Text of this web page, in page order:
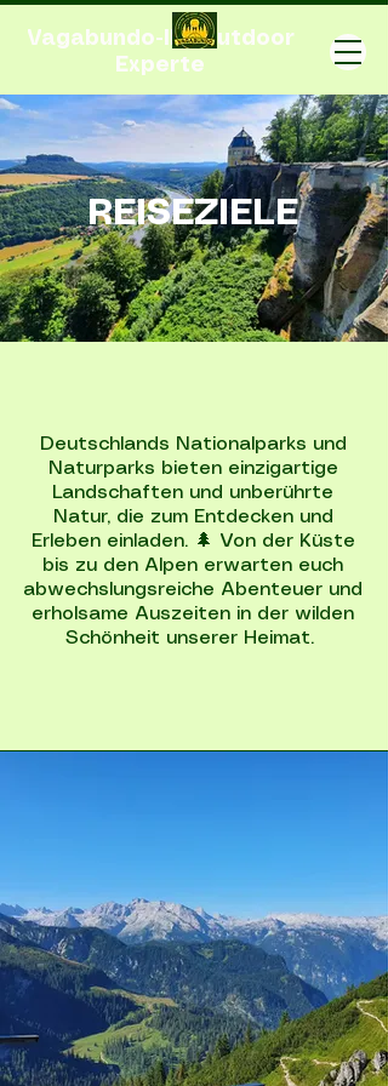
Vagabundo-Ihr Outdoor
Experte
REISEZIELE
Deutschlands Nationalparks und
Naturparks bieten einzigartige
Landschaften und unberührte
Natur, die zum Entdecken und
Erleben einladen. 🌲 Von der Küste
bis zu den Alpen erwarten euch
abwechslungsreiche Abenteuer und
erholsame Auszeiten in der wilden
Schönheit unserer Heimat.